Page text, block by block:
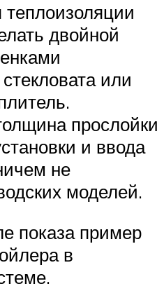
двойной
или
прослойки
и ввода
не
моделей.
показа пример
в